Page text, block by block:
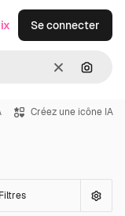
Effacer
Se connecter
Créez une icône IA